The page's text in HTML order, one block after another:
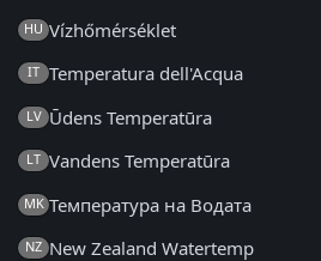
HU Vízhőmérséklet
IT Temperatura dell'Acqua
LV Ūdens Temperatūra
LT Vandens Temperatūra
MK Температура на Водата
NZ New Zealand Watertemp